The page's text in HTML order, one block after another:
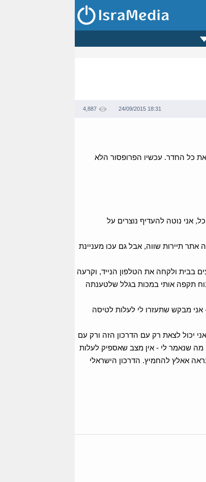
24/09/2015 18:31
4,887
כל החדר. עכשיו הפרופסור הלא
אני נוטה להעדיף נוצרים על
תיירות שווה, אבל גם עכו מעניינת
בבית ולקחה את הטלפון הנייד, וקרעה
תקפה אותי במכות בגלל שלטענתה
מבקש שתעזרו לי לעלות לטיסה
יכול לצאת רק עם הדרכון הזה ורק עם
מה שנאמר לי - אין מצב שאספיק לעלות
אאלץ להחמיץ. הדרכון הישראלי